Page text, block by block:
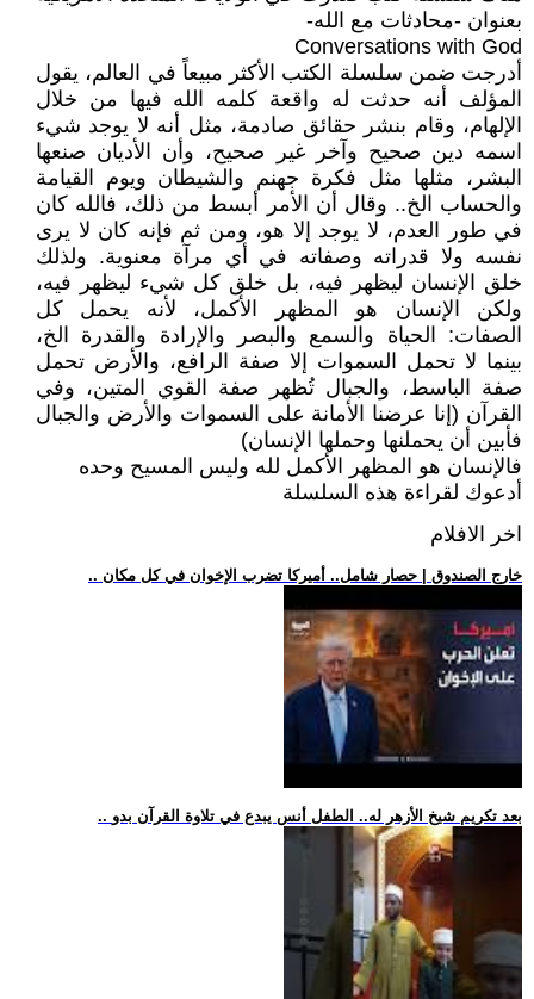
بعنوان -محادثات مع الله-
Conversations with God
أدرجت ضمن سلسلة الكتب الأكثر مبيعاً في العالم، يقول
المؤلف أنه حدثت له واقعة كلمه الله فيها من خلال
الإلهام، وقام بنشر حقائق صادمة، مثل أنه لا يوجد شيء
اسمه دين صحيح وآخر غير صحيح، وأن الأديان صنعها
البشر، مثلها مثل فكرة جهنم والشيطان ويوم القيامة
والحساب الخ.. وقال أن الأمر أبسط من ذلك، فالله كان
في طور العدم، لا يوجد إلا هو، ومن ثم فإنه كان لا يرى
نفسه ولا قدراته وصفاته في أي مرآة معنوية. ولذلك
خلق الإنسان ليظهر فيه، بل خلق كل شيء ليظهر فيه،
ولكن الإنسان هو المظهر الأكمل، لأنه يحمل كل
الصفات: الحياة والسمع والبصر والإرادة والقدرة الخ،
بينما لا تحمل السموات إلا صفة الرافع، والأرض تحمل
صفة الباسط، والجبال تُظهر صفة القوي المتين، وفي
القرآن (إنا عرضنا الأمانة على السموات والأرض والجبال
فأبين أن يحملنها وحملها الإنسان)
فالإنسان هو المظهر الأكمل لله وليس المسيح وحده
أدعوك لقراءة هذه السلسلة
اخر الافلام
.. خارج الصندوق | حصار شامل.. أميركا تضرب الإخوان في كل مكان
.. بعد تكريم شيخ الأزهر له.. الطفل أنس يبدع في تلاوة القرآن بدو